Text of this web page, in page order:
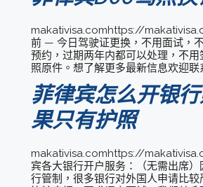
makativisa.comhttps://
前 — 今日驾驶证更换，不用面试，
预约，过期两年内都可以处理，不用
照原件。想了解更多最新信息欢迎联
菲律宾怎么开银
果只有护照
makativisa.comhttps://
宾各大银行开户服务：（无需出席
行管制，很多银行对外国人申请比